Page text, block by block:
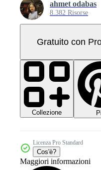
ahmet odabas
8.382 Risorse
Gratuito con
Collezione
Licenza Pro Standard
Cos'è?
Maggiori informazioni